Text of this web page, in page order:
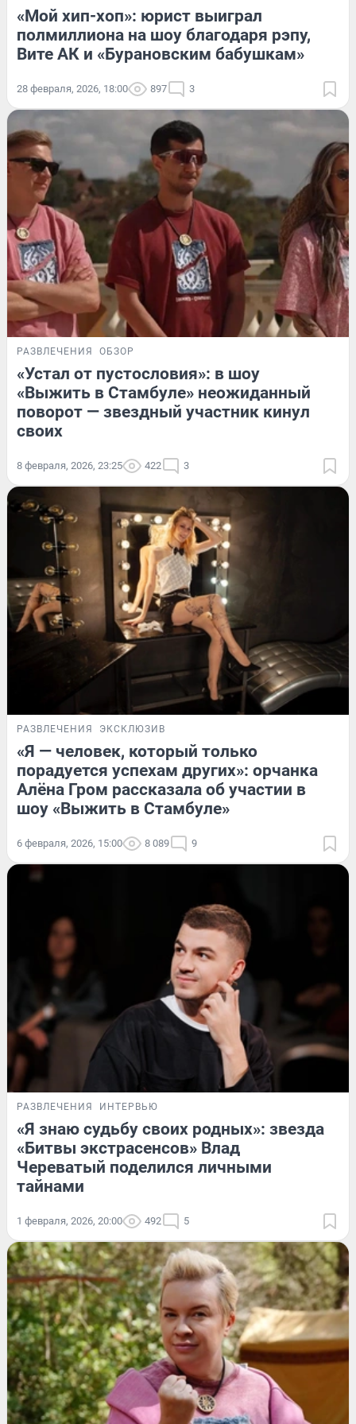
«Мой хип-хоп»: юрист выиграл
полмиллиона на шоу благодаря рэпу,
Вите АК и «Бурановским бабушкам»
28 февраля, 2026, 18:00 897 3
РАЗВЛЕЧЕНИЯ ОБЗОР
«Устал от пустословия»: в шоу
«Выжить в Стамбуле» неожиданный
поворот — звездный участник кинул
своих
8 февраля, 2026, 23:25 422 3
РАЗВЛЕЧЕНИЯ ЭКСКЛЮЗИВ
«Я — человек, который только
порадуется успехам других»: орчанка
Алёна Гром рассказала об участии в
шоу «Выжить в Стамбуле»
6 февраля, 2026, 15:00 8 089 9
РАЗВЛЕЧЕНИЯ ИНТЕРВЬЮ
«Я знаю судьбу своих родных»: звезда
«Битвы экстрасенсов» Влад
Череватый поделился личными
тайнами
1 февраля, 2026, 20:00 492 5